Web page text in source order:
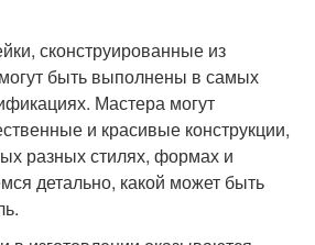
сконструированные из
быть выполнены в самых
Мастера могут
и красивые конструкции,
разных стилях, формах и
детально, какой может быть